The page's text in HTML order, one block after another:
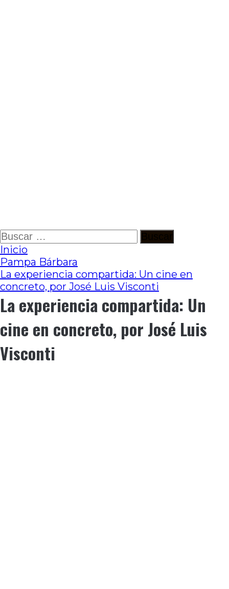
Ir
al
contenido
Buscar:
Inicio
Pampa Bárbara
La experiencia compartida: Un cine en
concreto, por José Luis Visconti
La experiencia compartida: Un
cine en concreto, por José Luis
Visconti